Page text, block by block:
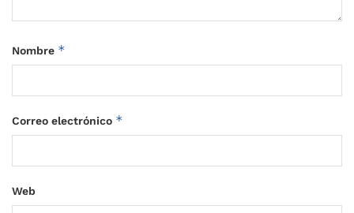
Nombre *
Correo electrónico *
Web